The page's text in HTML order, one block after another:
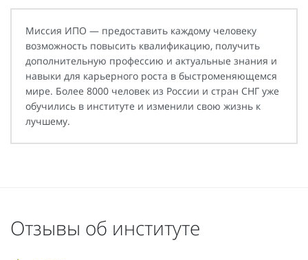
Миссия ИПО — предоставить каждому человеку
возможность повысить квалификацию, получить
дополнительную профессию и актуальные знания и
навыки для карьерного роста в быстроменяющемся
мире. Более 8000 человек из России и стран СНГ уже
обучились в институте и изменили свою жизнь к
лучшему.
Отзывы об институте